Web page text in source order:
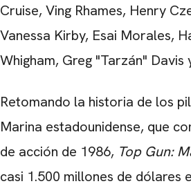
Cruise, Ving Rhames, Henry
Vanessa Kirby, Esai Morales,
Whigham, Greg "Tarzán" Davis
Retomando la historia de los
Marina estadounidense, que
de acción de 1986, Top Gun:
casi 1.500 millones de dólares